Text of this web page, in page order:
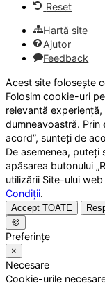
Reset
Hartă site
Ajutor
Feedback
Acest site folosește
Folosim cookie-uri
relevantă
dumneavoastră. Prin
acord”, sunteți de
De asemenea,
apăsarea butonului
utilizării Site-ului
Condiții.
Accept TOATE
🍪
Preferințe
×
Necesare
Cookie-urile